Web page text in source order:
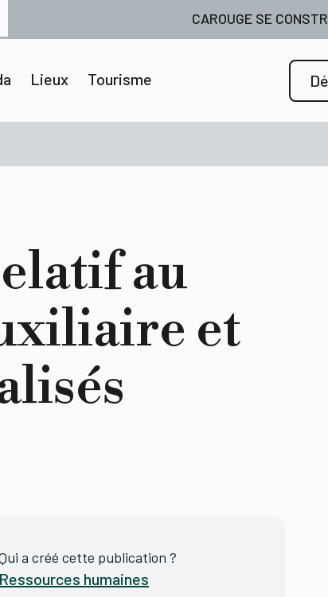
CAROUGE SE
Lieux Tourisme
au
et
a créé cette publication ?
Ressources humaines